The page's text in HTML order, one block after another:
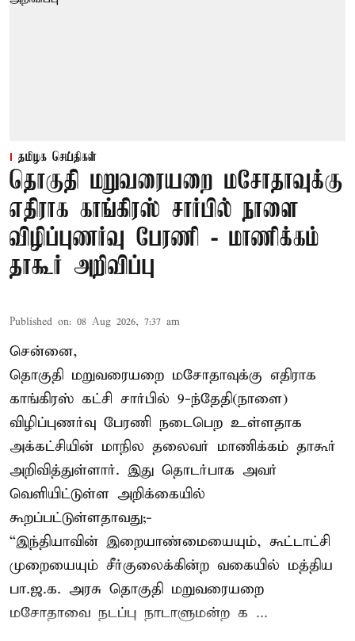
தமிழக செய்திகள்
தொகுதி மறுவரையறை மசோதாவுக்கு
எதிராக காங்கிரஸ் சார்பில் நாளை
விழிப்புணர்வு பேரணி - மாணிக்கம்
தாகூர் அறிவிப்பு
Published on: 08 Aug 2026, 7:37 am
சென்னை,
தொகுதி மறுவரையறை மசோதாவுக்கு எதிராக
காங்கிரஸ் கட்சி சார்பில் 9-ந்தேதி(நாளை)
விழிப்புணர்வு பேரணி நடைபெற உள்ளதாக
அக்கட்சியின் மாநில தலைவர் மாணிக்கம் தாகூர்
அறிவித்துள்ளார். இது தொடர்பாக அவர்
வெளியிட்டுள்ள அறிக்கையில்
கூறப்பட்டுள்ளதாவது;-
“இந்தியாவின் இறையாண்மையையும், கூட்டாட்சி
முறையையும் சீர்குலைக்கின்ற வகையில் மத்திய
பா.ஜ.க. அரசு தொகுதி மறுவரையறை
மசோதாவை நடப்பு நாடாளுமன்ற க ...